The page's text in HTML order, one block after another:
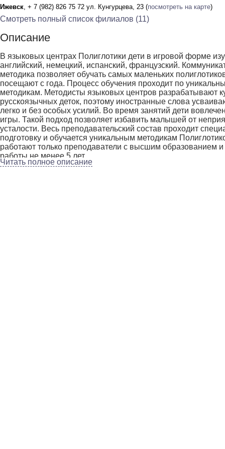
Ижевск, + 7 (982) 826 75 72 ул. Кунгурцева, 23 (посмотреть на карте)
Смотреть полный список филиалов (11)
Описание
В языковых центрах Полиглотики дети в игровой форме
английский, немецкий, испанский, французский.
методика позволяет обучать самых маленьких
посещают с года. Процесс обучения проходит по
методикам. Методисты языковых центров разрабатывают
русскоязычных деток, поэтому иностранные слова
легко и без особых усилий. Во время занятий дети
игры. Такой подход позволяет избавить малышей от
усталости. Весь преподавательский состав проходит
подготовку и обучается уникальным методикам
работают только преподаватели с высшим образованием
работы не менее 5 лет.
Читать полное описание